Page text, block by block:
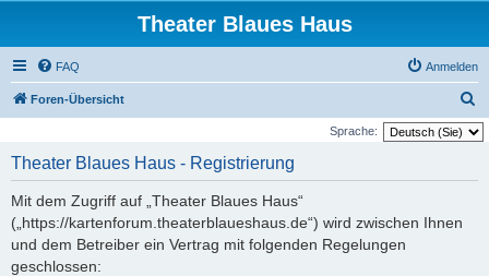
Theater Blaues Haus
FAQ Anmelden
Foren-Übersicht
u
Sprache:
Theater Blaues Haus - Registrierung
Mit dem Zugriff auf „Theater Blaues Haus“
(„https://kartenforum.theaterblaueshaus.de“) wird zwischen Ihnen
und dem Betreiber ein Vertrag mit folgenden Regelungen
geschlossen: